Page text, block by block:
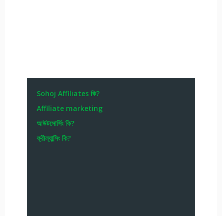
Sohoj Affiliates কি?
Affiliate marketing
আউটসোর্সিং কি?
ফ্রীল্যান্সিং কি?